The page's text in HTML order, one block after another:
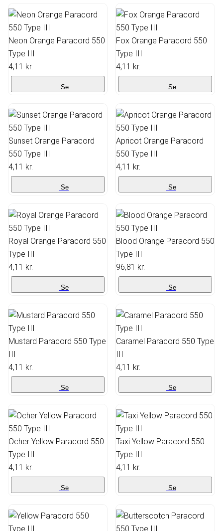
Neon Orange Paracord 550
Type III
4,11 kr.
Se
Fox Orange Paracord 550
Type III
4,11 kr.
Se
Sunset Orange Paracord
550 Type III
4,11 kr.
Se
Apricot Orange Paracord
550 Type III
4,11 kr.
Se
Royal Orange Paracord 550
Type III
4,11 kr.
Se
Blood Orange Paracord 550
Type III
96,81 kr.
Se
Mustard Paracord 550 Type
III
4,11 kr.
Se
Caramel Paracord 550 Type
III
4,11 kr.
Se
Ocher Yellow Paracord 550
Type III
4,11 kr.
Se
Taxi Yellow Paracord 550
Type III
4,11 kr.
Se